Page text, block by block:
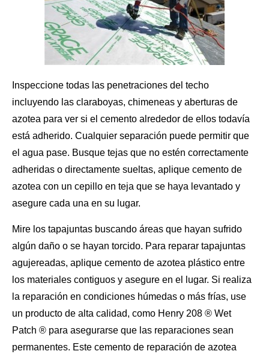
Inspeccione todas las penetraciones del techo
incluyendo las claraboyas, chimeneas y aberturas de
azotea para ver si el cemento alrededor de ellos todavía
está adherido. Cualquier separación puede permitir que
el agua pase. Busque tejas que no estén correctamente
adheridas o directamente sueltas, aplique cemento de
azotea con un cepillo en teja que se haya levantado y
asegure cada una en su lugar.
Mire los tapajuntas buscando áreas que hayan sufrido
algún daño o se hayan torcido. Para reparar tapajuntas
agujereadas, aplique cemento de azotea plástico entre
los materiales contiguos y asegure en el lugar. Si realiza
la reparación en condiciones húmedas o más frías, use
un producto de alta calidad, como Henry 208 ® Wet
Patch ® para asegurarse que las reparaciones sean
permanentes. Este cemento de reparación de azotea